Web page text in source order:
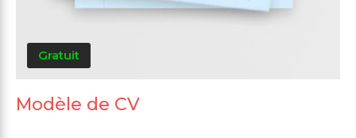
Gratuit
Modèle de CV